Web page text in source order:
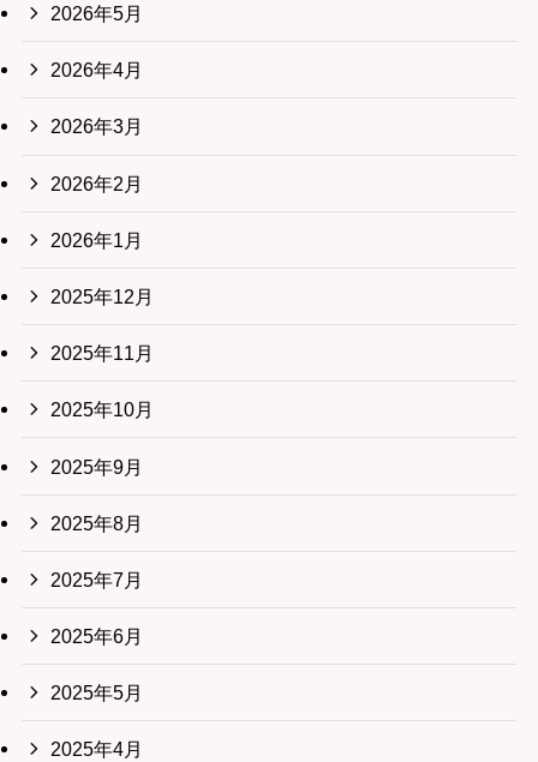
2026年5月
2026年4月
2026年3月
2026年2月
2026年1月
2025年12月
2025年11月
2025年10月
2025年9月
2025年8月
2025年7月
2025年6月
2025年5月
2025年4月